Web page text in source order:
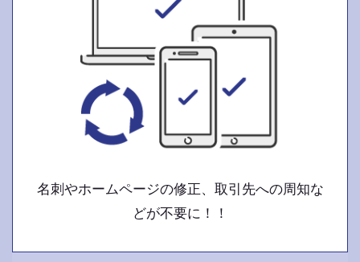
名刺やホームページの修正、取引先への周知な
どが不要に！！